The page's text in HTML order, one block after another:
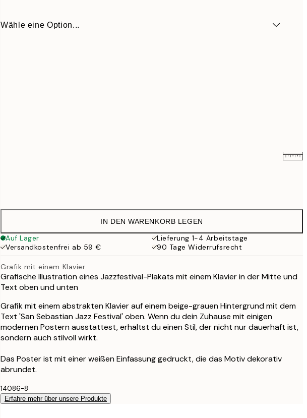
Wähle eine Option...
IN DEN WARENKORB LEGEN
Auf Lager
Lieferung 1-4 Arbeitstage
Versandkostenfrei ab 59 €
90 Tage Widerrufsrecht
Grafik mit einem Klavier
Grafische Illustration eines Jazzfestival-Plakats mit einem Klavier in der Mitte und
Text oben und unten
Grafik mit einem abstrakten Klavier auf einem beige-grauen Hintergrund mit dem
Text 'San Sebastian Jazz Festival' oben. Wenn du dein Zuhause mit einigen
modernen Postern ausstattest, erhältst du einen Stil, der nicht nur dauerhaft ist,
sondern auch stilvoll wirkt.
Das Poster ist mit einer weißen Einfassung gedruckt, die das Motiv dekorativ
abrundet.
14086-8
Erfahre mehr über unsere Produkte